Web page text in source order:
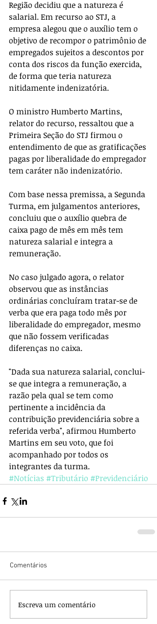
Região decidiu que a natureza é
salarial. Em recurso ao STJ, a
empresa alegou que o auxílio tem o
objetivo de recompor o patrimônio de
empregados sujeitos a descontos por
conta dos riscos da função exercida,
de forma que teria natureza
nitidamente indenizatória.
O ministro Humberto Martins,
relator do recurso, ressaltou que a
Primeira Seção do STJ firmou o
entendimento de que as gratificações
pagas por liberalidade do empregador
tem caráter não indenizatório.
Com base nessa premissa, a Segunda
Turma, em julgamentos anteriores,
concluiu que o auxílio quebra de
caixa pago de mês em mês tem
natureza salarial e integra a
remuneração.
No caso julgado agora, o relator
observou que as instâncias
ordinárias concluíram tratar-se de
verba que era paga todo mês por
liberalidade do empregador, mesmo
que não fossem verificadas
diferenças no caixa.
"Dada sua natureza salarial, conclui-
se que integra a remuneração, a
razão pela qual se tem como
pertinente a incidência da
contribuição previdenciária sobre a
referida verba", afirmou Humberto
Martins em seu voto, que foi
acompanhado por todos os
integrantes da turma.
#Notícias #Tributário #Previdenciário
Comentários
Escreva um comentário